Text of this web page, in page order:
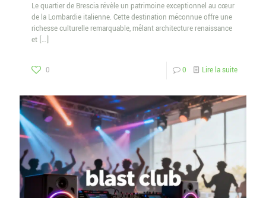
Le quartier de Brescia révèle un patrimoine exceptionnel au cœur
de la Lombardie italienne. Cette destination méconnue offre une
richesse culturelle remarquable, mêlant architecture renaissance
et […]
0 0 Lire la suite